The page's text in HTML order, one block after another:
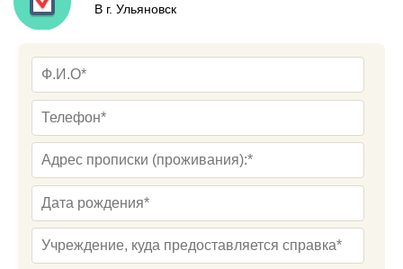
В г. Ульяновск